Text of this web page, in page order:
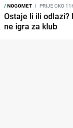
/NOGOMET I PRIJE OKO
Ostaje li ili odlazi?
ne igra za klub